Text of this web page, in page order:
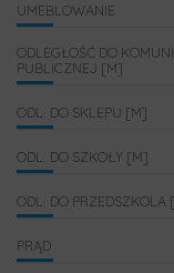
UMEBLOWANIE
ODLEGŁOŚĆ DO
PUBLICZNEJ [M]
ODL. DO SKLEPU [M]
ODL. DO SZKOŁY [M]
ODL. DO PRZEDSZKOLA
PRĄD